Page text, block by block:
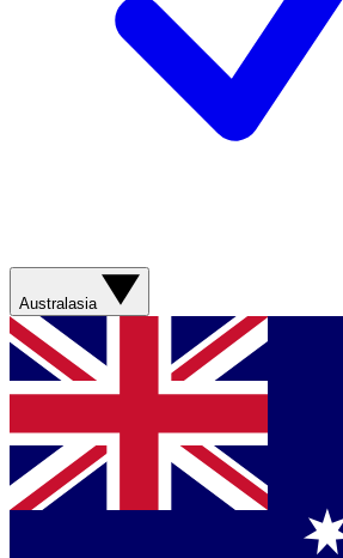
Australasia